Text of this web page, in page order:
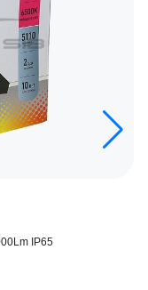
IP65